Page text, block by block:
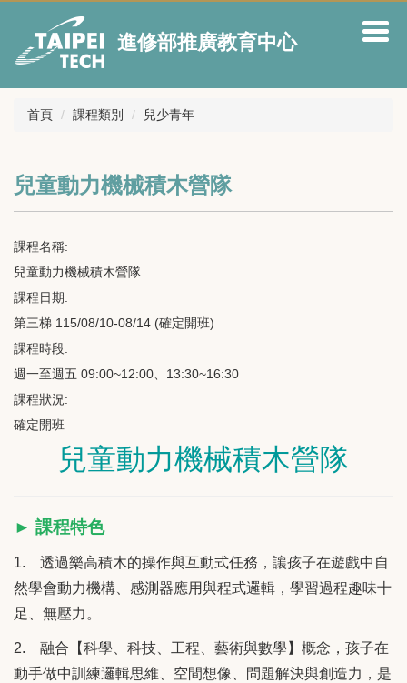
內
進修部推廣教育中心
首頁 課程類別 兒少青年
兒童動力機械積木營隊
課程名稱:
兒童動力機械積木營隊
課程日期:
第三梯 115/08/10-08/14 (確定開班)
課程時段:
週一至週五 09:00~12:00、13:30~16:30
課程狀況:
確定開班
兒童動力機械積木營隊
► 課程特色
1. 透過樂高積木的操作與互動式任務，讓孩子在遊戲中自
然學會動力機構、感測器應用與程式邏輯，學習過程趣味十
足、無壓力。
2. 融合【科學、科技、工程、藝術與數學】概念，孩子在
動手做中訓練邏輯思維、空間想像、問題解決與創造力，是